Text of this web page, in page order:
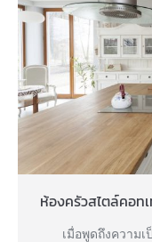
ห้องครัวสไตล์คอท
เมื่อพูดถึงความเ